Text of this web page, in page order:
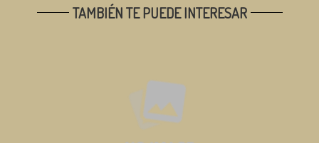
TAMBIÉN TE PUEDE INTERESAR